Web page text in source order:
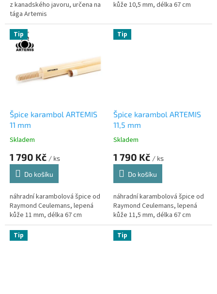
z kanadského javoru, určena na
tága Artemis
kůže 10,5 mm, délka 67 cm
Tip
Špice karambol ARTEMIS
11 mm
Skladem
1 790 Kč / ks
Do košíku
náhradní karambolová špice od
Raymond Ceulemans, lepená
kůže 11 mm, délka 67 cm
Tip
Špice karambol ARTEMIS
11,5 mm
Skladem
1 790 Kč / ks
Do košíku
náhradní karambolová špice od
Raymond Ceulemans, lepená
kůže 11,5 mm, délka 67 cm
Tip Tip